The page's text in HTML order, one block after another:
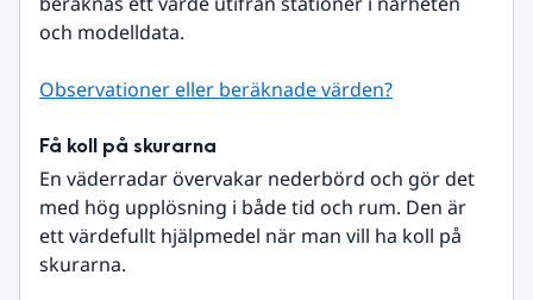
och modelldata.
Observationer eller beräknade värden?
Få koll på skurarna
En väderradar övervakar nederbörd och gör det
med hög upplösning i både tid och rum. Den är
ett värdefullt hjälpmedel när man vill ha koll på
skurarna.